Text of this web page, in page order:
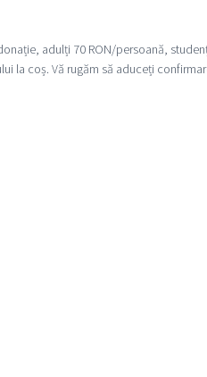
adulți 70 RON/persoană,
la coș. Vă rugăm să aduceți